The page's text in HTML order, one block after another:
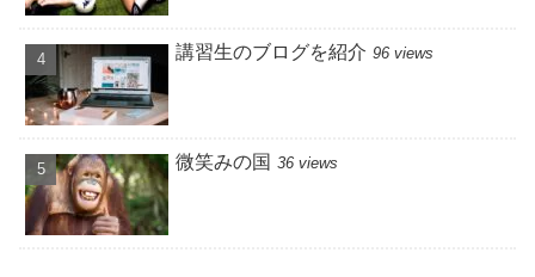
講習生のブログを紹介 96 views
微笑みの国 36 views